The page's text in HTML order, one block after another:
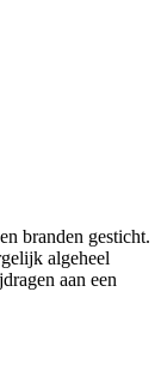
branden gesticht.
algeheel
aan een